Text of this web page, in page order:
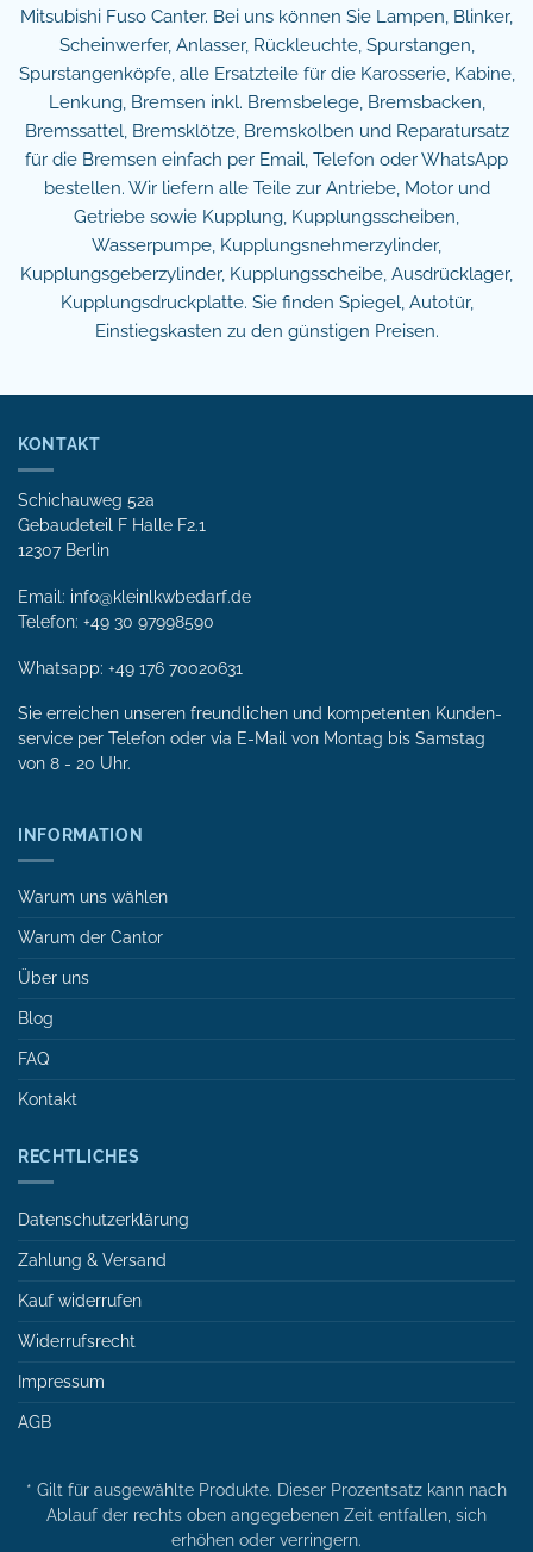
Mitsubishi Fuso Canter. Bei uns können Sie Lampen, Blinker,
Scheinwerfer, Anlasser, Rückleuchte, Spurstangen,
Spurstangenköpfe, alle Ersatzteile für die Karosserie, Kabine,
Lenkung, Bremsen inkl. Bremsbelege, Bremsbacken,
Bremssattel, Bremsklötze, Bremskolben und Reparatursatz
für die Bremsen einfach per Email, Telefon oder WhatsApp
bestellen. Wir liefern alle Teile zur Antriebe, Motor und
Getriebe sowie Kupplung, Kupplungsscheiben,
Wasserpumpe, Kupplungsnehmerzylinder,
Kupplungsgeberzylinder, Kupplungsscheibe, Ausdrücklager,
Kupplungsdruckplatte. Sie finden Spiegel, Autotür,
Einstiegskasten zu den günstigen Preisen.
KONTAKT
Schichauweg 52a
Gebaudeteil F Halle F2.1
12307 Berlin
Email: info@kleinlkwbedarf.de
Telefon: +49 30 97998590
Whatsapp: +49 176 70020631
Sie erreichen unseren freundlichen und kompetenten Kunden­
service per Tele­fon oder via E-Mail von Mon­tag bis Samstag
von 8 - 20 Uhr.
INFORMATION
Warum uns wählen
Warum der Cantor
Über uns
Blog
FAQ
Kontakt
RECHTLICHES
Datenschutzerklärung
Zahlung & Versand
Kauf widerrufen
Widerrufsrecht
Impressum
AGB
* Gilt für ausgewählte Produkte. Dieser Prozentsatz kann nach
Ablauf der rechts oben angegebenen Zeit entfallen, sich
erhöhen oder verringern.